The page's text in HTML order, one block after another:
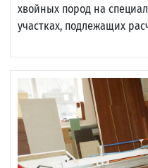
хвойных пород на
участках, подлежащих